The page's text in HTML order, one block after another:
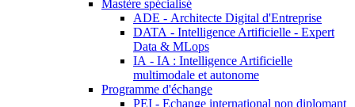
Mastère spécialisé
ADE - Architecte Digital d'Entreprise
DATA - Intelligence Artificielle - Expert
Data & MLops
IA - IA : Intelligence Artificielle
multimodale et autonome
Programme d'échange
PEI - Echange international non diplomant